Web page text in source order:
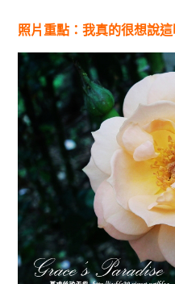
照片重點：我真的很想說